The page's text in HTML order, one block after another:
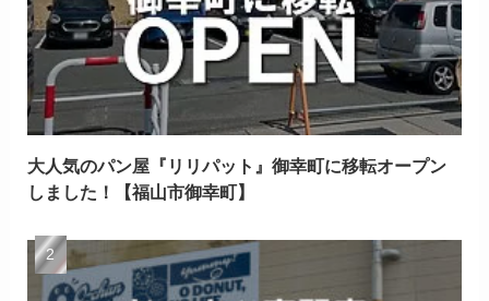
大人気のパン屋『リリパット』御幸町に移転オープン
しました！【福山市御幸町】